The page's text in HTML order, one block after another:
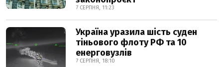
7 СЕРПНЯ, 11:23
Україна уразила шість суден
тіньового флоту РФ та 10
енерговузлів
7 СЕРПНЯ, 18:10